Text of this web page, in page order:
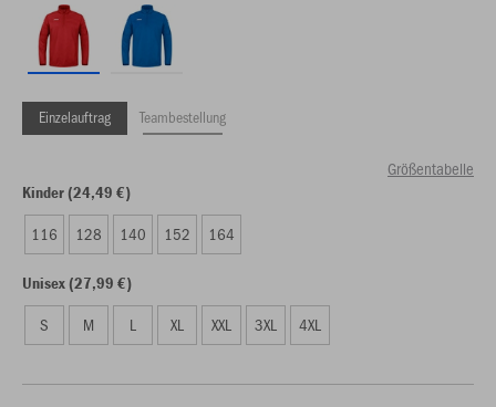
Einzelauftrag Teambestellung
Größentabelle
Kinder (24,49 €)
116 128 140 152 164
Unisex (27,99 €)
S M L XL XXL 3XL 4XL